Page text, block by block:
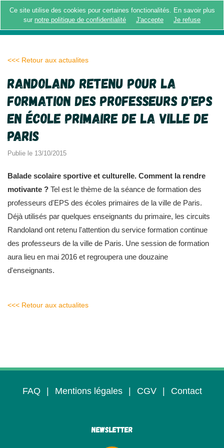
Ce site utilise des cookies pour certaines fonctionalités. En savoir plus
sur notre politique de confidentialité J'accepte Je refuse
MENU
<<< Retour aux actualites
Randoland retenu pour la
formation des professeurs d'EPS
en école primaire de la ville de
Paris
Publie le 13/10/2015
Balade scolaire sportive et culturelle. Comment la rendre
motivante ? Tel est le thème de la séance de formation des
professeurs d'EPS des écoles primaires de la ville de Paris.
Déjà utilisés par quelques enseignants du primaire, les circuits
Randoland ont retenu l'attention du service formation continue
des professeurs de la ville de Paris. Une session de formation
aura lieu en mai 2016 et regroupera une douzaine
d'enseignants.
<<< Retour aux actualites
FAQ Mentions légales CGV Contact
Newsletter